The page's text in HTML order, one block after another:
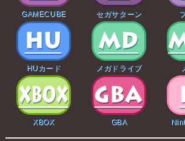
GAMECUBE セガサターン
HUカード メガドライブ
XBOX GBA